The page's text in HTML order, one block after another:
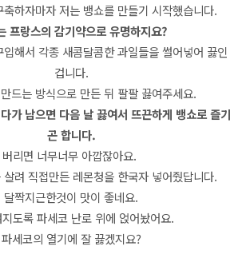
하자마자 저는 뱅쇼를 만들기 시작했습니다.
프랑스의 감기약으로 유명하지요?
해서 각종 새콤달콤한 과일들을 썰어넣어 끓인
겁니다.
드는 방식으로 만든 뒤 팔팔 끓여주세요.
가 남으면 다음 날 끓여서 뜨끈하게 뱅쇼로 즐기
곤 합니다.
버리면 너무너무 아깝잖아요.
려 직접만든 레몬청을 한국자 넣어줬답니다.
달짝지근한것이 맛이 좋네요.
도록 파세코 난로 위에 얹어놨어요.
파세코의 열기에 잘 끓겠지요?